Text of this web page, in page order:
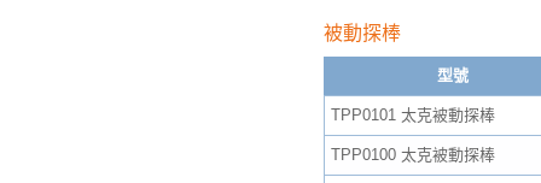
被動探棒
型號
TPP0101 太克被動探棒
TPP0100 太克被動探棒